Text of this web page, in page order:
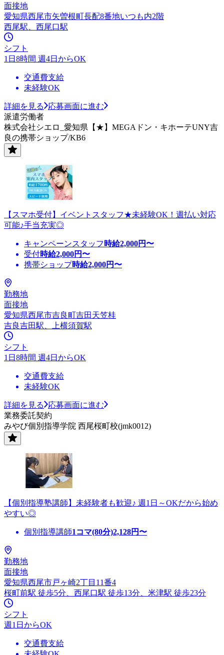
面接地
愛知県西尾市矢曽根町長配8番地いつも内2階
西尾駅、西尾口駅
シフト
1日8時間 週4日からOK
交通費支給
未経験OK
詳細を見る
応募画面に進む
派遣労働者
株式会社シエロ_愛知県【★】MEGAドン・キホーテUNY吉
良の携帯ショップ/KB6
【スマホ受付】イベントスタッフ★未経験OK！週払い対応
可能♪手当充実◎
キャンペーンスタッフ 時給2,000円〜
受付時給2,000円〜
携帯ショップ時給2,000円〜
勤務地
面接地
愛知県西尾市吉良町吉田天笠桂
吉良吉田駅、上横須賀駅
シフト
1日8時間 週4日からOK
交通費支給
未経験OK
詳細を見る
応募画面に進む
業務委託契約
みやび個別指導学院 西尾桜町校(jmk0012)
【個別指導塾講師】未経験者も歓迎♪ 週1日～OKだから始め
やすい◎
個別指導講師1コマ(80分)2,128円〜
勤務地
面接地
愛知県西尾市戸ヶ崎2丁目11番4
桜町前駅 徒歩5分、西尾口駅 徒歩13分、米津駅 徒歩23分
シフト
週1日からOK
交通費支給